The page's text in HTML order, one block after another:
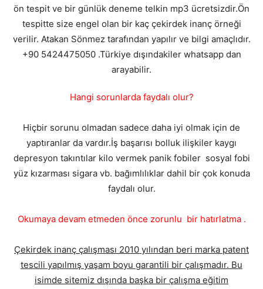
ön tespit ve bir günlük deneme telkin mp3 ücretsizdir.Ön
tespitte size engel olan bir kaç çekirdek inanç örneği
verilir. Atakan Sönmez tarafından yapılır ve bilgi amaçlıdır.
+90 5424475050 .Türkiye dışındakiler whatsapp dan
arayabilir.
Hangi sorunlarda faydalı olur?
Hiçbir sorunu olmadan sadece daha iyi olmak için de
yaptıranlar da vardır.İş başarısı bolluk ilişkiler kaygı
depresyon takıntılar kilo vermek panik fobiler sosyal fobi
yüz kızarması sigara vb. bağımlılıklar dahil bir çok konuda
faydalı olur.
Okumaya devam etmeden önce zorunlu bir hatırlatma .
Çekirdek inanç çalışması 2010 yılından beri marka patent
tescili yapılmış yaşam boyu garantili bir çalışmadır. Bu
isimde sitemiz dışında başka bir çalışma eğitim